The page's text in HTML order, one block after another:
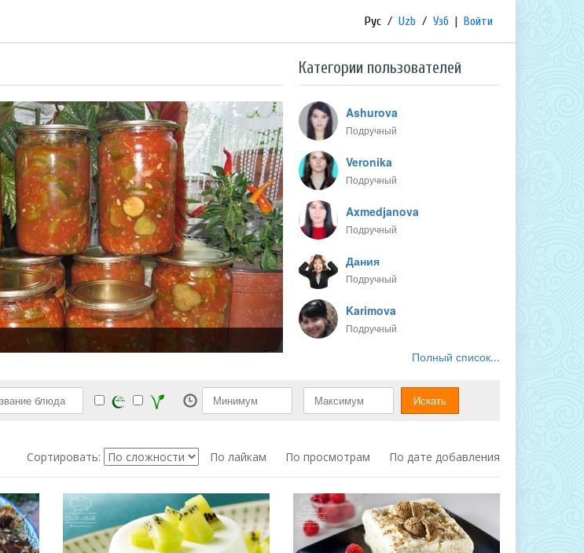
Рус / Uzb / Узб | Войти
Категории пользователей
Ashurova
Подручный
Veronika
Подручный
Axmedjanova
Подручный
Дания
Подручный
Karimova
Подручный
Полный список...
Сортировать: По лайкам По просмотрам По дате добавления